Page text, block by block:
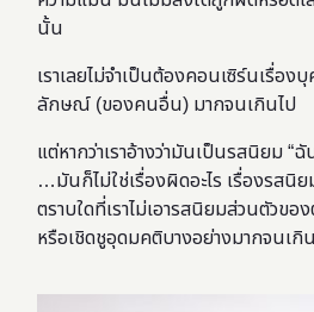
นั้น
เราเลยไม่จำเป็นต้องคอนเซิร์นเรื่อ
ลักษณ์ (ของคนอื่น) มากจนเกินไป
แต่หากว่าเราอ้างว่ามันเป็นรสนิยม
…มันก็ไม่ใช่เรื่องผิดอะไร เรื่องรสนิ
ตราบใดที่เราไม่เอารสนิยมส่วนตัวข
หรือเชิดชูอุดมคติบางอย่างมากจนเกิ